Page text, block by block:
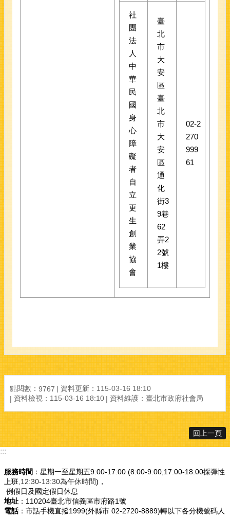
社
團
法
人
中
華
民
國
身
心
障
礙
者
自
立
更
生
創
業
協
會
臺
北
市
大
安
區
臺
北
市
大
安
區
通
化
街3
9巷
62
弄2
2號
1樓
02-2
270
999
61
點閱數： 9767 資料更新： 115-03-16 18:10
資料檢視： 115-03-16 18:10 資料維護： 臺北市政府社會局
回上一頁
:::
服務時間 ：星期一至星期五9:00-17:00 (8:00-9:00,17:00-18:00採彈性
上班 ,12:30-13:30為午休時間)，
例假日及國定假日休息
地址 ：110204臺北市信義區市府路1號
電話：市話手機直撥1999(外縣市 02-2720-8889)轉以下各分機號碼人